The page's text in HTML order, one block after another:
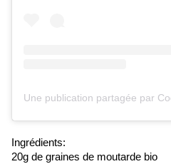
Ingrédients:
20g de graines de moutarde bio